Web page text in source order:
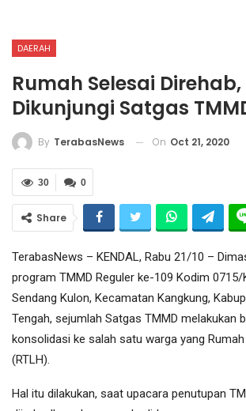
DAERAH
Rumah Selesai
Dikunjungi Satgas
By TerabasNews On Oct 21, 2020
0
30
Share
TerabasNews – KENDAL, Rabu 21/10 –
program TMMD Reguler ke-109 Kodim 0715/
Sendang Kulon, Kecamatan Kangkung,
Tengah, sejumlah Satgas TMMD melakukan
konsolidasi ke salah satu warga yang
(RTLH).
Hal itu dilakukan, saat upacara penutupan